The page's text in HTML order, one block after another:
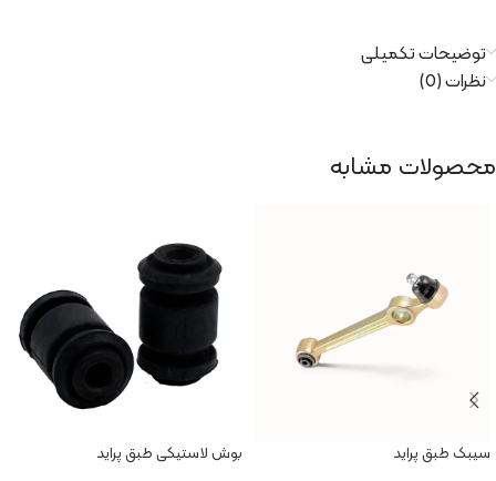
توضیحات تکمیلی
نظرات (0)
محصولات مشابه
سیبک طبق پراید
بوش لاستیکی طبق پراید